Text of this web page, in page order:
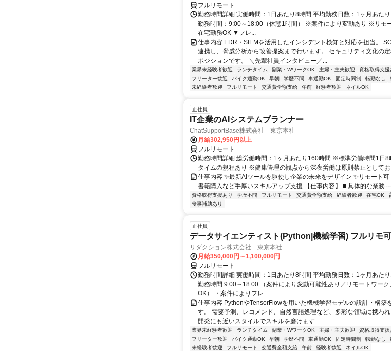
フルリモート
勤務時間詳細 実働時間：1日あたり8時間 平均勤務日数：1ヶ月あた
勤務時間：9:00～18:00（休憩1時間） ※案件により変動あり ※リモー
在宅勤務OK ▼フレ...
仕事内容 EDR・SIEMを活用したインシデント検知と対応を担当。
連携し、脅威分析から改善提案まで行います。 セキュリティ文化の
ポジションです。 ＼先輩社員インタビュー／...
業界未経験者歓迎 ランチタイム 副業・WワークOK 主婦・主夫歓迎
資格取得支援
フリーター歓迎
バイク通勤OK 早朝 学歴不問 車通勤OK 固定時間制 転勤なし
未経験者歓迎
フルリモート 交通費全額支給 午前 経験者歓迎 ネイルOK
正社員
IT企業のAIシステムプランナー
ChatSupportBase株式会社 東京本社
月給302,950円以上
フルリモート
勤務時間詳細 総労働時間：1ヶ月あたり160時間 ※標準労働時間1日
タイムの規程あり ※健康管理の観点から深夜労働は原則禁止として
仕事内容 ✨最新AIツールを駆使し企業の未来をデザイン ✨リモート
書籍購入など手厚いスキルアップ支援 【仕事内容】 ■ 具体
資格取得支援あり 学歴不問 フルリモート 交通費全額支給 経験者歓迎 在宅OK
食事補助あり
正社員
データサイエンティスト(Python|機械学習) フルリモ可
リダクション株式会社 東京本社
月給350,000円～1,100,000円
フルリモート
勤務時間詳細 実働時間：1日あたり8時間 平均勤務日数：1ヶ月あた
勤務時間 9:00～18:00 （案件により変動可能性あり／リモートワーク
OK） ・案件によりフレ...
仕事内容 PythonやTensorFlowを用いた機械学習モデルの設計・構築
す。 需要予測、レコメンド、自然言語処理など、多彩な領域に携わ
開発にも近いスタイルでスキルを磨けます...
業界未経験者歓迎 ランチタイム 副業・WワークOK 主婦・主夫歓迎
資格取得支援
フリーター歓迎
バイク通勤OK 早朝 学歴不問 車通勤OK 固定時間制 転勤なし
未経験者歓迎
フルリモート 交通費全額支給 午前 経験者歓迎 ネイルOK